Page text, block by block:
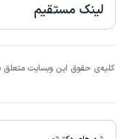
لینک مستقیم
کلیه‌ی حقوق این وبسایت متعلق